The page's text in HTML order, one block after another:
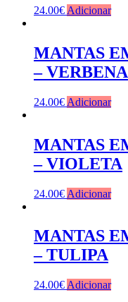
24.00€ Adicionar
MANTAS
– VERBENA
24.00€ Adicionar
MANTAS
– VIOLETA
24.00€ Adicionar
MANTAS
– TULIPA
24.00€ Adicionar